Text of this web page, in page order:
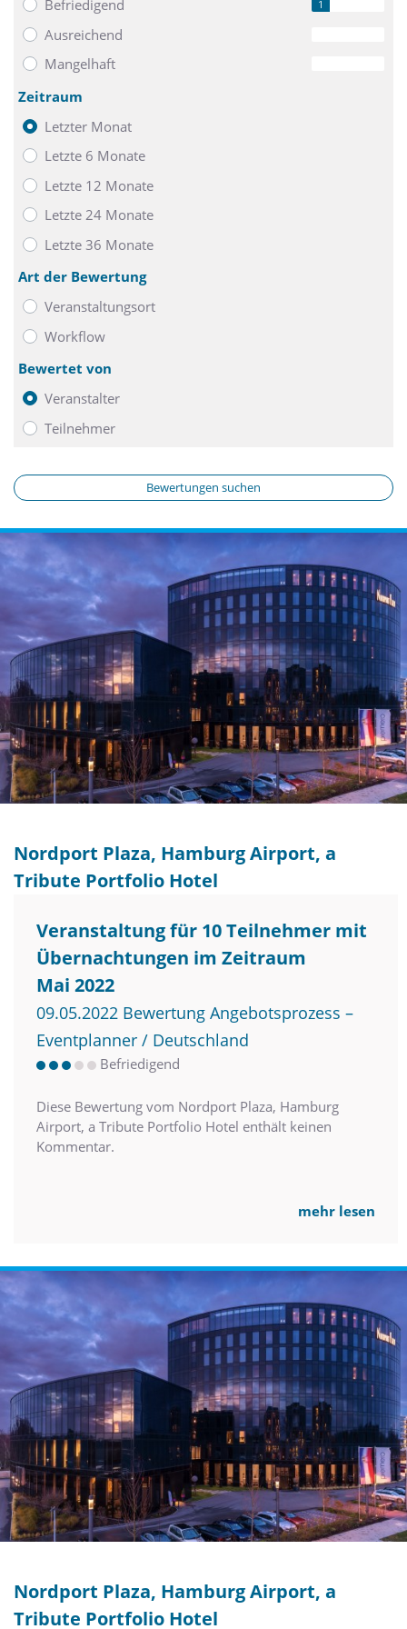
Befriedigend 1
Ausreichend
Mangelhaft
Zeitraum
Letzter Monat
Letzte 6 Monate
Letzte 12 Monate
Letzte 24 Monate
Letzte 36 Monate
Art der Bewertung
Veranstaltungsort
Workflow
Bewertet von
Veranstalter
Teilnehmer
Bewertungen suchen
Nordport Plaza, Hamburg Airport, a
Tribute Portfolio Hotel
Veranstaltung für 10 Teilnehmer mit
Übernachtungen im Zeitraum
Mai 2022
09.05.2022 Bewertung Angebotsprozess –
Eventplanner / Deutschland
Befriedigend
Diese Bewertung vom Nordport Plaza, Hamburg
Airport, a Tribute Portfolio Hotel enthält keinen
Kommentar.
mehr lesen
Nordport Plaza, Hamburg Airport, a
Tribute Portfolio Hotel